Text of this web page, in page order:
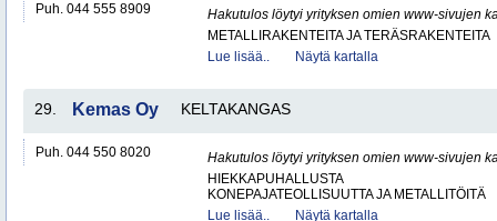
Puh. 044 555 8909
Hakutulos löytyi yrityksen omien www-sivujen
METALLIRAKENTEITA JA TERÄSRAKENTEITA
Lue lisää..
Näytä kartalla
29. Kemas Oy KELTAKANGAS
Puh. 044 550 8020
Hakutulos löytyi yrityksen omien www-sivujen
HIEKKAPUHALLUSTA
KONEPAJATEOLLISUUTTA JA METALLITÖITÄ
Lue lisää..
Näytä kartalla